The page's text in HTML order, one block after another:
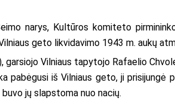
narys, Kultūros komiteto
geto likvidavimo 1943 m. aukų
Vilniaus tapytojo Rafaelio
pabėgusi iš Vilniaus geto, ji
buvo jų slapstoma nuo nacių.